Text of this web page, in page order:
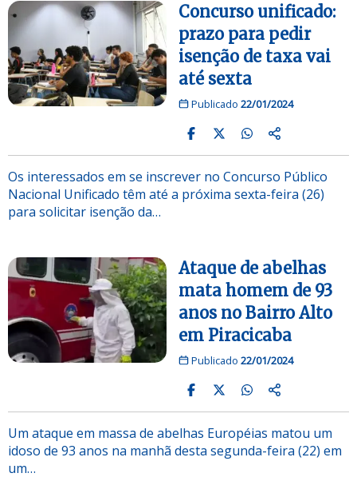
Concurso unificado:
prazo para pedir
isenção de taxa vai
até sexta
Publicado 22/01/2024
Os interessados em se inscrever no Concurso Público
Nacional Unificado têm até a próxima sexta-feira (26)
para solicitar isenção da…
Ataque de abelhas
mata homem de 93
anos no Bairro Alto
em Piracicaba
Publicado 22/01/2024
Um ataque em massa de abelhas Européias matou um
idoso de 93 anos na manhã desta segunda-feira (22) em
um…